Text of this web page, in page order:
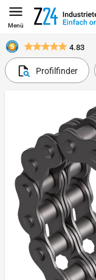
Menü
4.83
Profilfinder